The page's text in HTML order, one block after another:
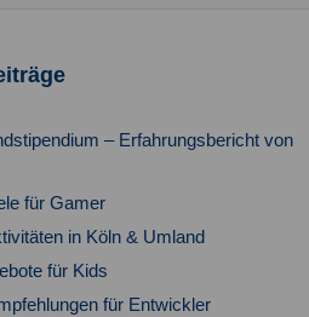
– Erfahrungsbericht von
für Gamer
in Köln & Umland
für Kids
für Entwickler